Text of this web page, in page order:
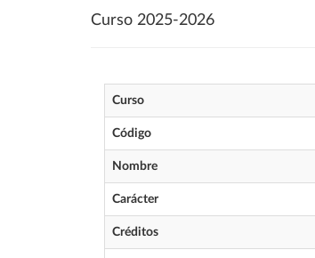
Curso 2025-2026
Curso
Código
Nombre
Carácter
Créditos